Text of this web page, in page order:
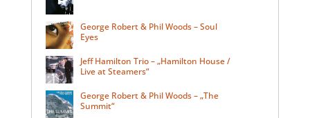
George Robert & Phil Woods – Soul
Eyes
Jeff Hamilton Trio – „Hamilton House /
Live at Steamers“
George Robert & Phil Woods – „The
Summit“